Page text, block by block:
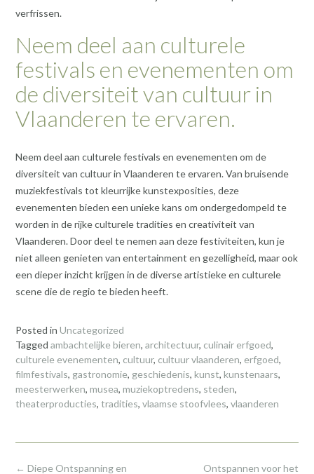
verfrissen.
Neem deel aan culturele
festivals en evenementen om
de diversiteit van cultuur in
Vlaanderen te ervaren.
Neem deel aan culturele festivals en evenementen om de
diversiteit van cultuur in Vlaanderen te ervaren. Van bruisende
muziekfestivals tot kleurrijke kunstexposities, deze
evenementen bieden een unieke kans om ondergedompeld te
worden in de rijke culturele tradities en creativiteit van
Vlaanderen. Door deel te nemen aan deze festiviteiten, kun je
niet alleen genieten van entertainment en gezelligheid, maar ook
een dieper inzicht krijgen in de diverse artistieke en culturele
scene die de regio te bieden heeft.
Posted in Uncategorized
Tagged ambachtelijke bieren, architectuur, culinair erfgoed,
culturele evenementen, cultuur, cultuur vlaanderen, erfgoed,
filmfestivals, gastronomie, geschiedenis, kunst, kunstenaars,
meesterwerken, musea, muziekoptredens, steden,
theaterproducties, tradities, vlaamse stoofvlees, vlaanderen
Post
Ontspannen voor het
← Diepe Ontspanning en